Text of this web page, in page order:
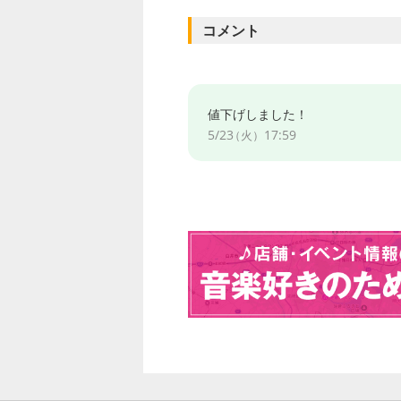
コメント
値下げしました！
5/23（火） 17:59